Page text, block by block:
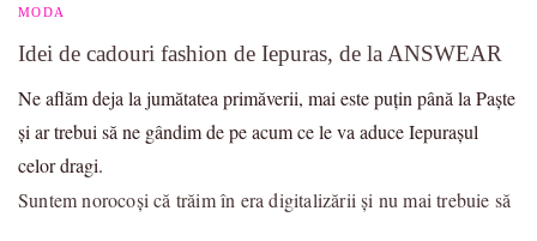
MODA
Idei de cadouri fashion de Iepuras, de la ANSWEAR
Ne aflăm deja la jumătatea primăverii, mai este puțin până la Paște
și ar trebui să ne gândim de pe acum ce le va aduce Iepurașul
celor dragi.
Suntem norocoși că trăim în era digitalizării și nu mai trebuie să